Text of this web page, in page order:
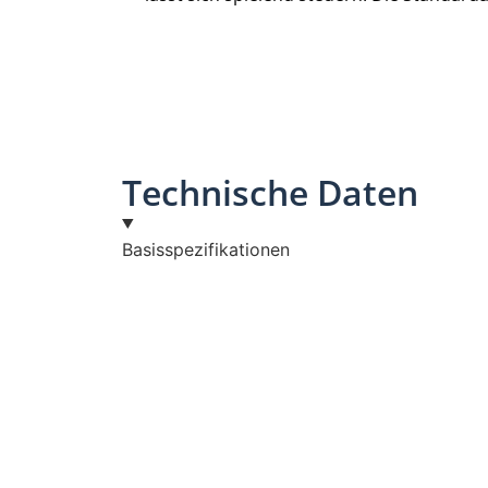
Technische Daten
Basisspezifikationen